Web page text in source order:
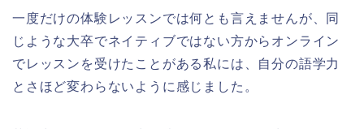
一度だけの体験レッスンでは何とも言えませんが、同
じような大卒でネイティブではない方からオンライン
でレッスンを受けたことがある私には、自分の語学力
とさほど変わらないように感じました。